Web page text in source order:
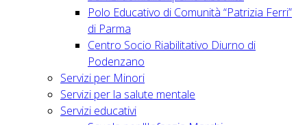
Polo Educativo di Comunità “Patrizia Ferri”
di Parma
Centro Socio Riabilitativo Diurno di
Podenzano
Servizi per Minori
Servizi per la salute mentale
Servizi educativi